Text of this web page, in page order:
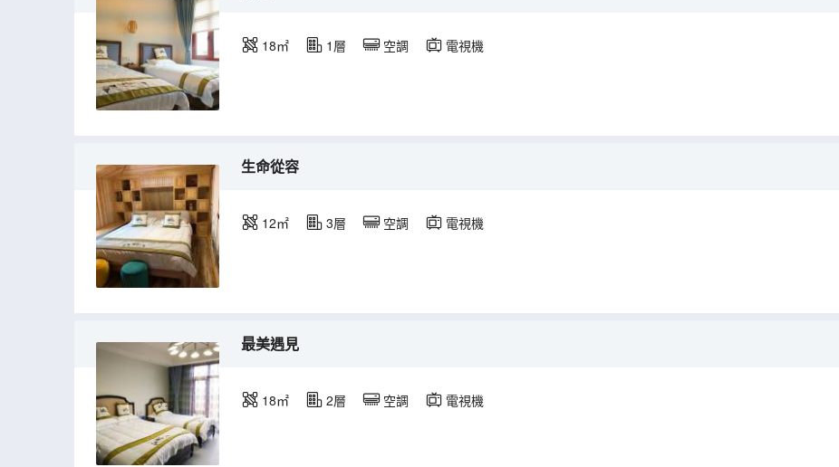
18㎡ 1層 空調 電視機
生命從容
12㎡ 3層 空調 電視機
最美遇見
18㎡ 2層 空調 電視機